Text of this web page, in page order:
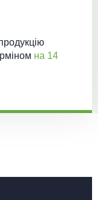
на 14